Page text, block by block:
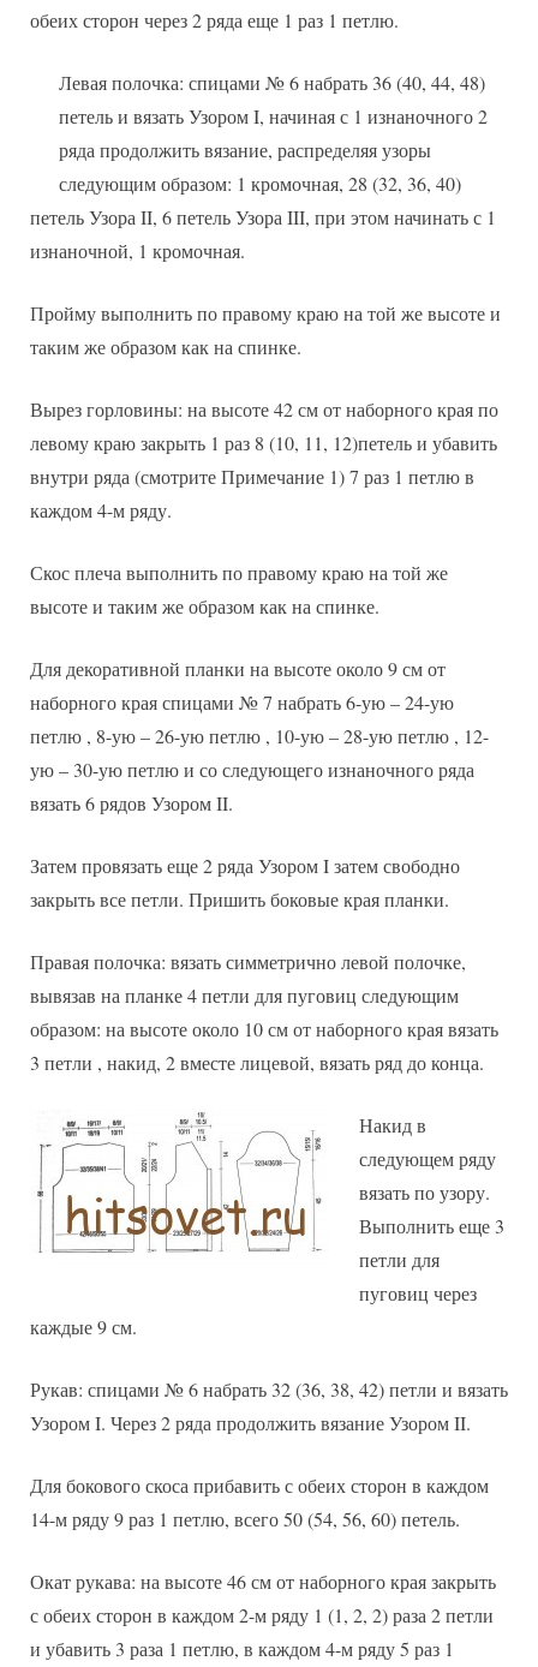
обеих сторон через 2 ряда еще 1 раз 1 петлю.
Левая полочка: спицами № 6 набрать 36 (40, 44, 48)
петель и вязать Узором I, начиная с 1 изнаночного 2
ряда продолжить вязание, распределяя узоры
следующим образом: 1 кромочная, 28 (32, 36, 40)
петель Узора II, 6 петель Узора III, при этом начинать с 1
изнаночной, 1 кромочная.
Пройму выполнить по правому краю на той же высоте и
таким же образом как на спинке.
Вырез горловины: на высоте 42 см от наборного края по
левому краю закрыть 1 раз 8 (10, 11, 12)петель и убавить
внутри ряда (смотрите Примечание 1) 7 раз 1 петлю в
каждом 4-м ряду.
Скос плеча выполнить по правому краю на той же
высоте и таким же образом как на спинке.
Для декоративной планки на высоте около 9 см от
наборного края спицами № 7 набрать 6-ую – 24-ую
петлю , 8-ую – 26-ую петлю , 10-ую – 28-ую петлю , 12-
ую – 30-ую петлю и со следующего изнаночного ряда
вязать 6 рядов Узором II.
Затем провязать еще 2 ряда Узором I затем свободно
закрыть все петли. Пришить боковые края планки.
Правая полочка: вязать симметрично левой полочке,
вывязав на планке 4 петли для пуговиц следующим
образом: на высоте около 10 см от наборного края вязать
3 петли , накид, 2 вместе лицевой, вязать ряд до конца.
Накид в
следующем ряду
вязать по узору.
Выполнить еще 3
петли для
пуговиц через
каждые 9 см.
Рукав: спицами № 6 набрать 32 (36, 38, 42) петли и вязать
Узором I. Через 2 ряда продолжить вязание Узором II.
Для бокового скоса прибавить с обеих сторон в каждом
14-м ряду 9 раз 1 петлю, всего 50 (54, 56, 60) петель.
Окат рукава: на высоте 46 см от наборного края закрыть
с обеих сторон в каждом 2-м ряду 1 (1, 2, 2) раза 2 петли
и убавить 3 раза 1 петлю, в каждом 4-м ряду 5 раз 1